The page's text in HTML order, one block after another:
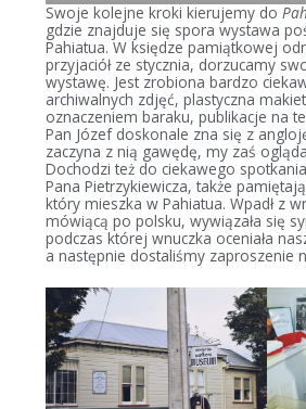
Swoje kolejne kroki kierujemy do
gdzie znajduje się spora wystawa
Pahiatua. W księdze pamiątkowej
przyjaciół ze stycznia, dorzucamy
wystawę. Jest zrobiona bardzo
archiwalnych zdjęć, plastyczna
oznaczeniem baraku, publikacje na
Pan Józef doskonale zna się z
zaczyna z nią gawędę, my zaś
Dochodzi też do ciekawego
Pana Pietrzykiewicza, także
który mieszka w Pahiatua. Wpadł z
mówiącą po polsku, wywiązała się
podczas której wnuczka oceniała
a następnie dostaliśmy zaproszenie